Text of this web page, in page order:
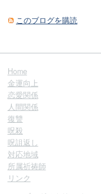
このブログを購読
Home
金運向上
恋愛関係
人間関係
復讐
呪殺
呪詛返し
対応地域
所属祈祷師
リンク